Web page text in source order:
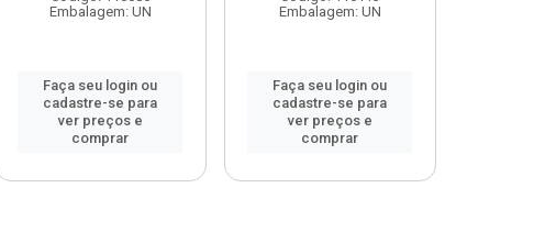
Embalagem: UN
Faça seu login ou
cadastre-se para
ver preços e
comprar
Embalagem: UN
Faça seu login ou
cadastre-se para
ver preços e
comprar